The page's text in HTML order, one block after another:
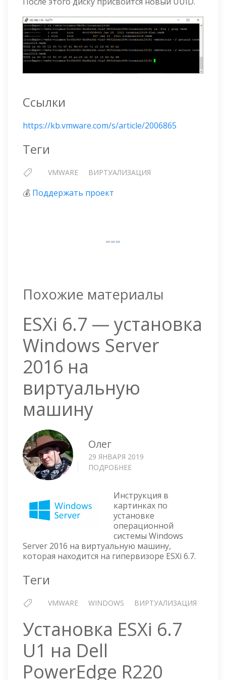
Ссылки
https://kb.vmware.com/s/article/2006865
Теги
VMWARE ВИРТУАЛИЗАЦИЯ
💰 Поддержать проект
Похожие материалы
ESXi 6.7 — установка
Windows Server
2016 на
виртуальную
машину
Олег
29 ЯНВАРЯ 2019
ПОДРОБНЕЕ
—
УСТАНОВКА
WINDOWS
SERVER
2016
НА
ВИРТУАЛЬНУЮ
Инструкция в
картинках по
установке
операционной
системы Windows
Server 2016 на виртуальную машину,
которая находится на гипервизоре ESXi 6.7.
Теги
VMWARE WINDOWS ВИРТУАЛИЗАЦИЯ
Установка ESXi 6.7
U1 на Dell
PowerEdge R220